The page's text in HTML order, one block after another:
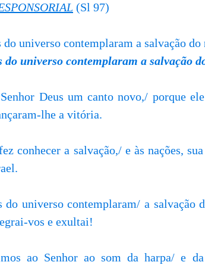
(Sl 97)
universo contemplaram a salvação do
do universo contemplaram a salvação
Deus um canto novo,/ porque
lhe a vitória.
conhecer a salvação,/ e às nações,
do universo contemplaram/ a salvação
vos e exultai!
ao Senhor ao som da harpa/ e